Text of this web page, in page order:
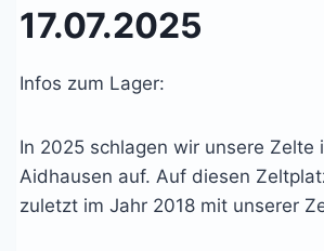
17.07.2025
Infos zum Lager:
In 2025 schlagen wir unsere Zelte
Aidhausen auf. Auf diesen
zuletzt im Jahr 2018 mit unserer